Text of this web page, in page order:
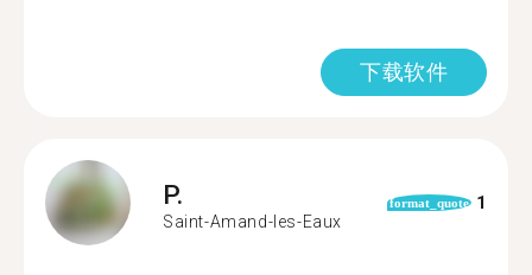
下载软件
P.
Saint-Amand-les-Eaux
format_quote 1